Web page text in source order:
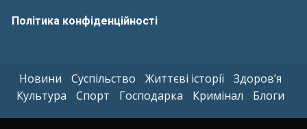
Політика конфіденційності
Новини Суспільство Життєві історії
Здоров’я
Культура
Спорт Господарка Кримінал Блоги